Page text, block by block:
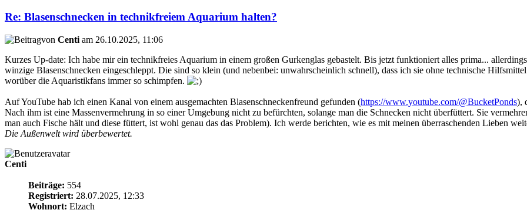
Re: Blasenschnecken in technikfreiem Aquarium halten?
von Centi am 26.10.2025, 11:06
Kurzes Up-date: Ich habe mir ein technikfreies Aquarium in einem großen Gurkenglas gebastelt. Bis jetzt funktioniert alles prima...
winzige Blasenschnecken eingeschleppt. Die sind so klein (und nebenbei: unwahrscheinlich schnell), dass ich sie ohne technische
worüber die Aquaristikfans immer so schimpfen.
Auf YouTube hab ich einen Kanal von einem ausgemachten Blasenschneckenfreund gefunden (https://www.youtube.com/@BucketPonds),
Nach ihm ist eine Massenvermehrung in so einer Umgebung nicht zu befürchten, solange man die Schnecken nicht überfüttert. Sie
man auch Fische hält und diese füttert, ist wohl genau das das Problem). Ich werde berichten, wie es mit meinen überraschenden Lieben
Die Außenwelt wird überbewertet.
Centi
Beiträge: 554
Registriert: 28.07.2025, 12:33
Wohnort: Elzach